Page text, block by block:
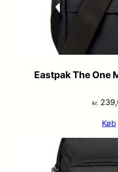
Eastpak The One
kr.
Køb